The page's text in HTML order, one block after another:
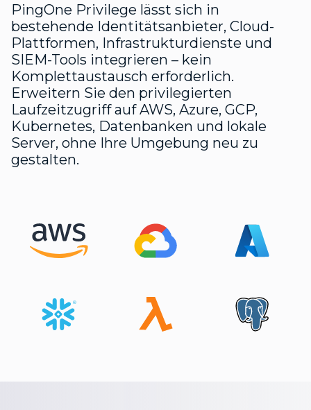
PingOne Privilege lässt sich in
bestehende Identitätsanbieter, Cloud-
Plattformen, Infrastrukturdienste und
SIEM-Tools integrieren – kein
Komplettaustausch erforderlich.
Erweitern Sie den privilegierten
Laufzeitzugriff auf AWS, Azure, GCP,
Kubernetes, Datenbanken und lokale
Server, ohne Ihre Umgebung neu zu
gestalten.